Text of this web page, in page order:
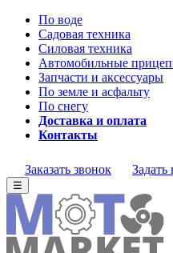
По воде
Садовая техника
Силовая техника
Автомобильные
Запчасти и аксессуары
По земле и асфальту
По снегу
Доставка и оплата
Контакты
Заказать звонок Задать
☰